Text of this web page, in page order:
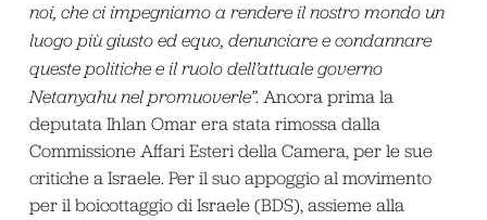
noi, che ci impegniamo a rendere il nostro mondo un
luogo più giusto ed equo, denunciare e condannare
queste politiche e il ruolo dell’attuale governo
Netanyahu nel promuoverle”. Ancora prima la
deputata Ihlan Omar era stata rimossa dalla
Commissione Affari Esteri della Camera, per le sue
critiche a Israele. Per il suo appoggio al movimento
per il boicottaggio di Israele (BDS), assieme alla